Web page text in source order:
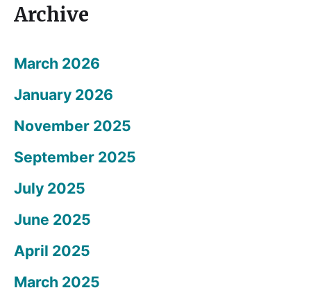
Archive
March 2026
January 2026
November 2025
September 2025
July 2025
June 2025
April 2025
March 2025